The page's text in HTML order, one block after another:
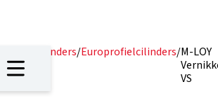
Profielcilinders/Europrofielcilinders/M-LOY
VS